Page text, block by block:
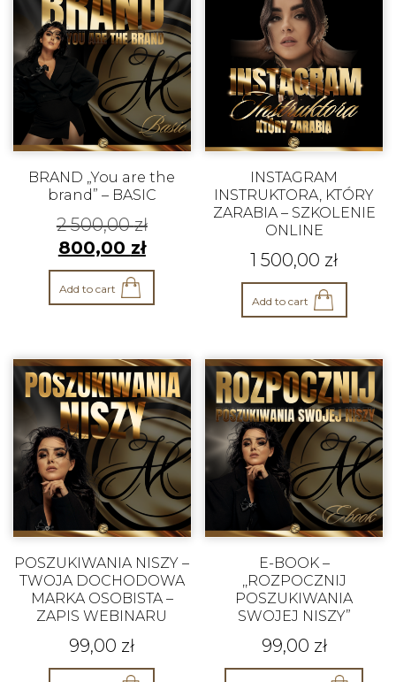
BRAND „You are the
brand” – BASIC
2 500,00zł
800,00 zł
Add to cart
INSTAGRAM
INSTRUKTORA, KTÓRY
ZARABIA – SZKOLENIE
ONLINE
1 500,00 zł
Add to cart
POSZUKIWANIA NISZY –
TWOJA DOCHODOWA
MARKA OSOBISTA –
ZAPIS WEBINARU
99,00 zł
E-BOOK –
,,ROZPOCZNIJ
POSZUKIWANIA
SWOJEJ NISZY”
99,00 zł